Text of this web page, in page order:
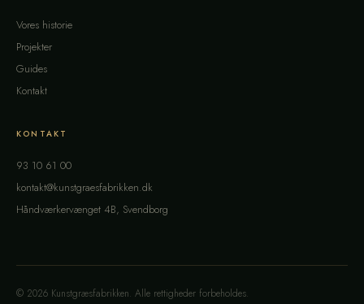
Vores historie
Projekter
Guides
Kontakt
KONTAKT
93 10 61 00
kontakt@kunstgraesfabrikken.dk
Håndværkervænget 4B, Svendborg
© 2026 Kunstgræsfabrikken. Alle rettigheder forbeholdes.